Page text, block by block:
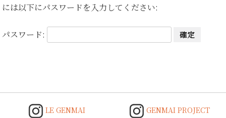
には以下にパスワードを入力してください:
パスワード:
LE GENMAI GENMAI PROJECT